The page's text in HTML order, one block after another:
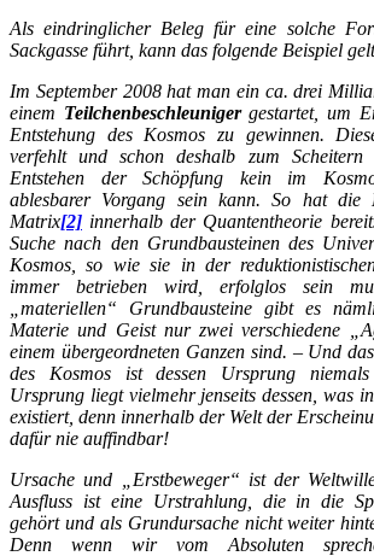
Als eindringlicher Beleg für eine solche
Sackgasse führt, kann das folgende Beispiel
Im September 2008 hat man ein ca. drei
einem Teilchenbeschleunigergestartet, um
Entstehung des Kosmos zu gewinnen.
verfehlt und schon deshalb zum
Entstehen der Schöpfung kein im
ablesbarer Vorgang sein kann. So hat die
Matrix[2] innerhalb der Quantentheorie
Suche nach den Grundbausteinen des
Kosmos, so wie sie in der
immer betrieben wird, erfolglos sein
„materiellen“ Grundbausteine gibt es
Materie und Geist nur zwei verschiedene
einem übergeordneten Ganzen sind. – Und
des Kosmos ist dessen Ursprung
Ursprung liegt vielmehr jenseits dessen, was
existiert, denn innerhalb der Welt der
dafür nie auffindbar!
Ursache und „Erstbeweger“ ist der
Ausfluss ist eine Urstrahlung, die in die
gehört und als Grundursache nicht weiter
Denn wenn wir vom Absoluten